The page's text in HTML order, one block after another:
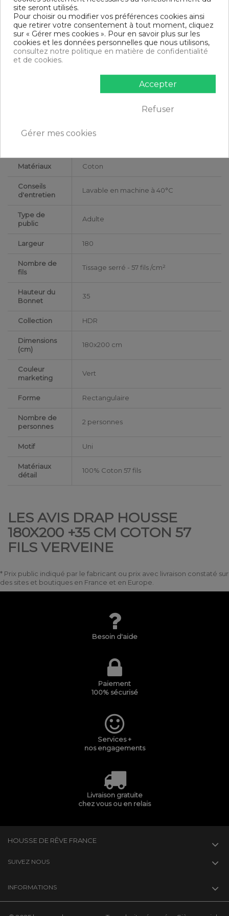
Drap housse
90 x 190-200 cm : 1 personne
140 x 190-200 cm : 1-2 personnes
160 x 200 cm : 2 personnes
180 x 200 cm : 2 personnes
200 x 200 cm : 2 personnes
Contenu
1 drap housse 180x200 cm + bonnet 35
Matériaux Coton
Conseils
d'entretien
Lavable en machine à 40°C
Type de
public
Adulte
Largeur 180
Nombre de
fils
Tissage serré - 57 fils /cm²
Hauteur du
Bonnet
35
Collection HDR
Dimensions
(cm)
180x200 cm
Couleur
marketing
Vert
Forme Rectangulaire
Nombre de
personnes
2 personnes
Motif Uni
Matériaux
détail
100% Coton 57 fils
LES AVIS DRAP HOUSSE
180X200 +35 CM COTON 57
FILS VERVEINE
* Prix public indiqué par le fabricant ou prix avec livraison constaté sur
des sites et boutiques en France et en Europe.
Besoin d'aide
Paiement
100% sécurisé
Services +
nos engagements
Livraison gratuite
chez vous ou en relais
HOUSSE DE RÊVE FRANCE
SUIVEZ NOUS
INFORMATIONS
site seront utilisés.
Pour choisir ou modifier vos préférences cookies ainsi
que retirer votre consentement à tout moment, cliquez
sur « Gérer mes cookies ». Pour en savoir plus sur les
cookies et les données personnelles que nous utilisons,
consultez notre politique en matière de confidentialité
et de cookies.
Accepter
Refuser
Gérer mes cookies